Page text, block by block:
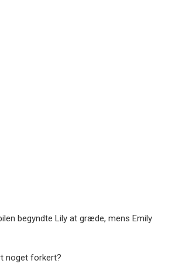
begyndte Lily at græde, mens Emily
noget forkert?